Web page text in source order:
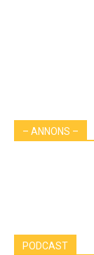
– ANNONS –
PODCAST